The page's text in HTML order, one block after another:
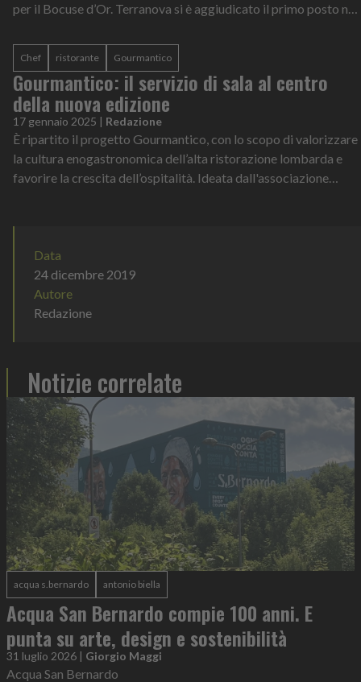
per il Bocuse d’Or. Terranova si è aggiudicato il primo posto nel
Chef ristorante Gourmantico
Gourmantico: il servizio di sala al centro
della nuova edizione
17 gennaio 2025 | Redazione
È ripartito il progetto Gourmantico, con lo scopo di valorizzare
la cultura enogastronomica dell’alta ristorazione lombarda e
favorire la crescita dell’ospitalità. Ideata dall'associazione
Data
24 dicembre 2019
Autore
Redazione
Notizie correlate
acqua s.bernardo antonio biella
Acqua San Bernardo compie 100 anni. E
punta su arte, design e sostenibilità
31 luglio 2026 | Giorgio Maggi
Acqua San Bernardo